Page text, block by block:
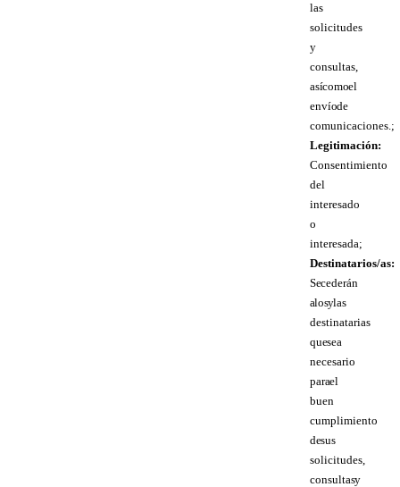
las
solicitudes
y
consultas,
así como el
envío de
comunicaciones.;
Legitimación:
Consentimiento
del
interesado
o
interesada;
Destinatarios/as:
Se cederán
a los y las
destinatarias
que sea
necesario
para el
buen
cumplimiento
de sus
solicitudes,
consultas y